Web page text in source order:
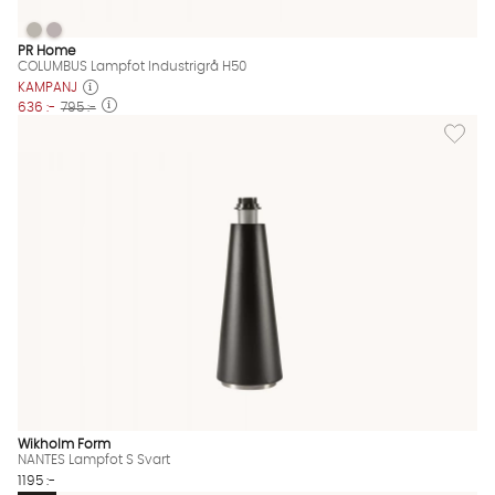
COLUMBUS Lampfot Industrigrå H50 Finns även i dessa färger:
COLUMBUS Lampfot Industrigrå H50
COLUMBUS Lampfot Industrigrå H50
PR Home
COLUMBUS Lampfot Industrigrå H50
KAMPANJ
636 :- 795 :-
Lägg
Wikholm Form
NANTES Lampfot S Svart
1195 :-